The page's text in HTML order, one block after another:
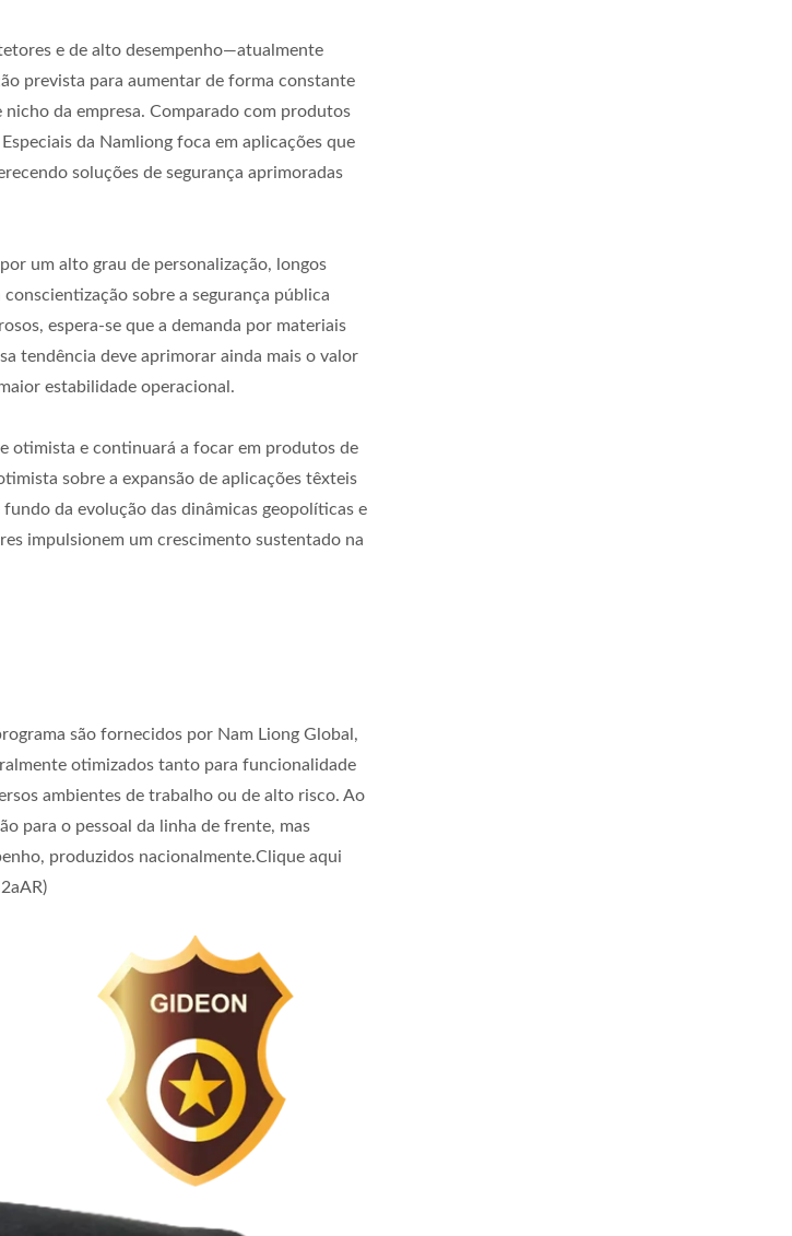
e de alto desempenho—atualmente
prevista para aumentar de forma constante
da empresa. Comparado com produtos
da Namliong foca em aplicações que
soluções de segurança aprimoradas
um alto grau de personalização, longos
sobre a segurança pública
espera-se que a demanda por materiais
tendência deve aprimorar ainda mais o valor
estabilidade operacional.
otimista e continuará a focar em produtos de
sobre a expansão de aplicações têxteis
da evolução das dinâmicas geopolíticas e
impulsionem um crescimento sustentado na
são fornecidos por Nam Liong Global,
otimizados tanto para funcionalidade
ambientes de trabalho ou de alto risco. Ao
para o pessoal da linha de frente, mas
produzidos nacionalmente.Clique aqui